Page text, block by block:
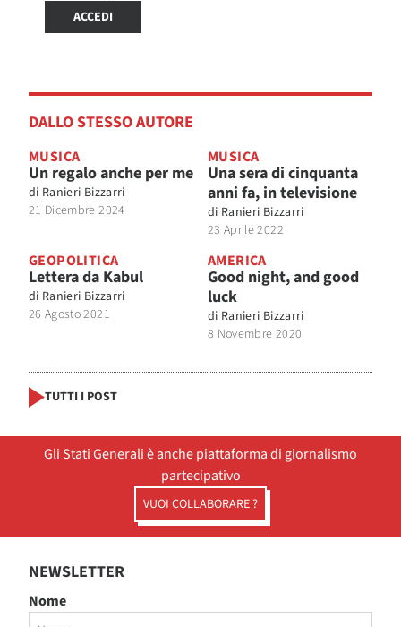
ACCEDI
DALLO STESSO AUTORE
MUSICA
Un regalo anche per me
di Ranieri Bizzarri
21 Dicembre 2024
MUSICA
Una sera di cinquanta
anni fa, in televisione
di Ranieri Bizzarri
23 Aprile 2022
GEOPOLITICA
Lettera da Kabul
di Ranieri Bizzarri
26 Agosto 2021
AMERICA
Good night, and good
luck
di Ranieri Bizzarri
8 Novembre 2020
TUTTI I POST
Gli Stati Generali è anche piattaforma di giornalismo
partecipativo
VUOI COLLABORARE ?
NEWSLETTER
Nome